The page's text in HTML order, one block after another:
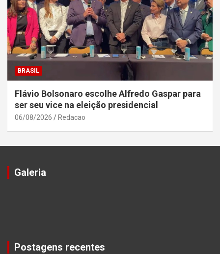
BRASIL
Flávio Bolsonaro escolhe Alfredo Gaspar para
ser seu vice na eleição presidencial
06/08/2026 Redacao
Galeria
Postagens recentes